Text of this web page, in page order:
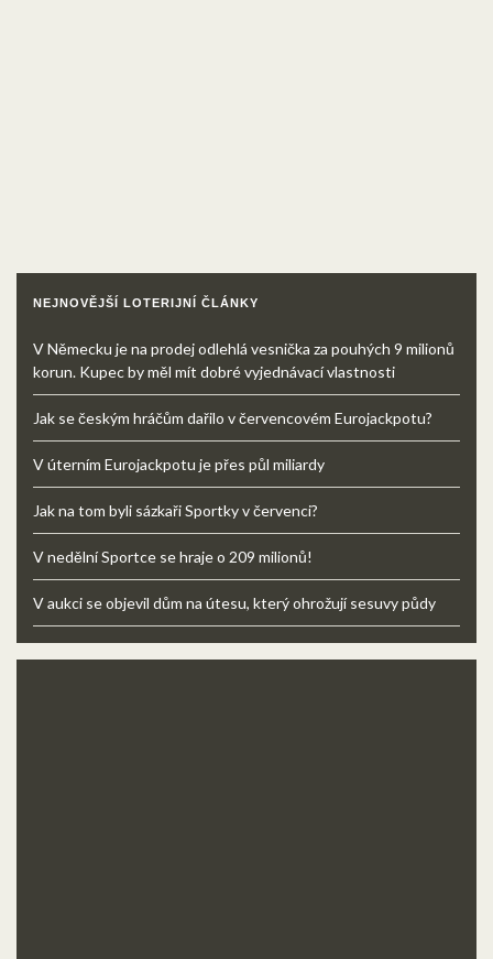
NEJNOVĚJŠÍ LOTERIJNÍ ČLÁNKY
V Německu je na prodej odlehlá vesnička za pouhých 9 milionů
korun. Kupec by měl mít dobré vyjednávací vlastnosti
Jak se českým hráčům dařilo v červencovém Eurojackpotu?
V úterním Eurojackpotu je přes půl miliardy
Jak na tom byli sázkaři Sportky v červenci?
V nedělní Sportce se hraje o 209 milionů!
V aukci se objevil dům na útesu, který ohrožují sesuvy půdy